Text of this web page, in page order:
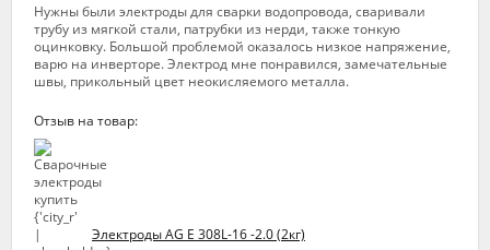
Нужны были электроды для сварки водопровода, сваривали
трубу из мягкой стали, патрубки из нерди, также тонкую
оцинковку. Большой проблемой оказалось низкое напряжение,
варю на инверторе. Электрод мне понравился, замечательные
швы, прикольный цвет неокисляемого металла.
Отзыв на товар:
Электроды AG E 308L-16 -2.0 (2кг)